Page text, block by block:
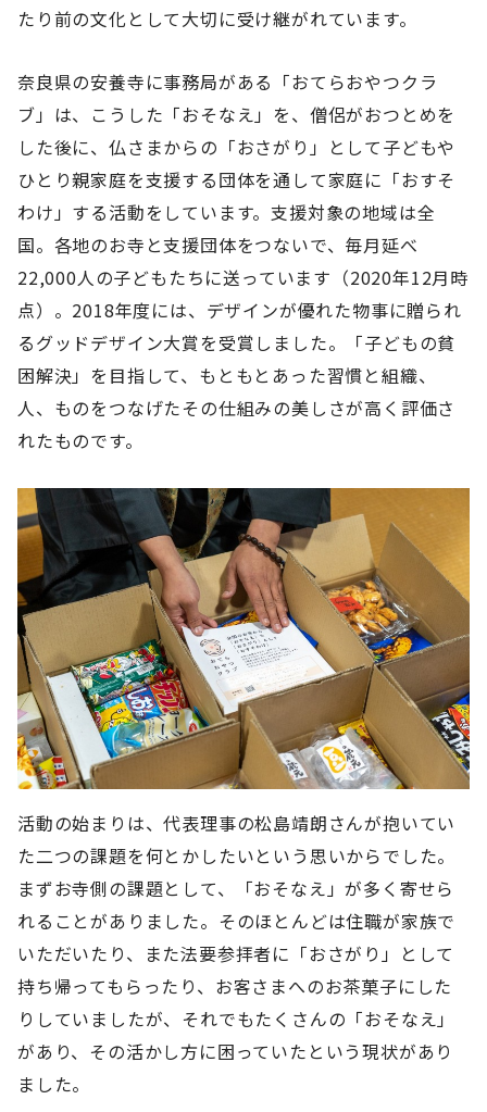
たり前の文化として大切に受け継がれています。
奈良県の安養寺に事務局がある「おてらおやつクラ
ブ」は、こうした「おそなえ」を、僧侶がおつとめを
した後に、仏さまからの「おさがり」として子どもや
ひとり親家庭を支援する団体を通して家庭に「おすそ
わけ」する活動をしています。支援対象の地域は全
国。各地のお寺と支援団体をつないで、毎月延べ
22,000人の子どもたちに送っています（2020年12月時
点）。2018年度には、デザインが優れた物事に贈られ
るグッドデザイン大賞を受賞しました。「子どもの貧
困解決」を目指して、もともとあった習慣と組織、
人、ものをつなげたその仕組みの美しさが高く評価さ
れたものです。
活動の始まりは、代表理事の松島靖朗さんが抱いてい
た二つの課題を何とかしたいという思いからでした。
まずお寺側の課題として、「おそなえ」が多く寄せら
れることがありました。そのほとんどは住職が家族で
いただいたり、また法要参拝者に「おさがり」として
持ち帰ってもらったり、お客さまへのお茶菓子にした
りしていましたが、それでもたくさんの「おそなえ」
があり、その活かし方に困っていたという現状があり
ました。